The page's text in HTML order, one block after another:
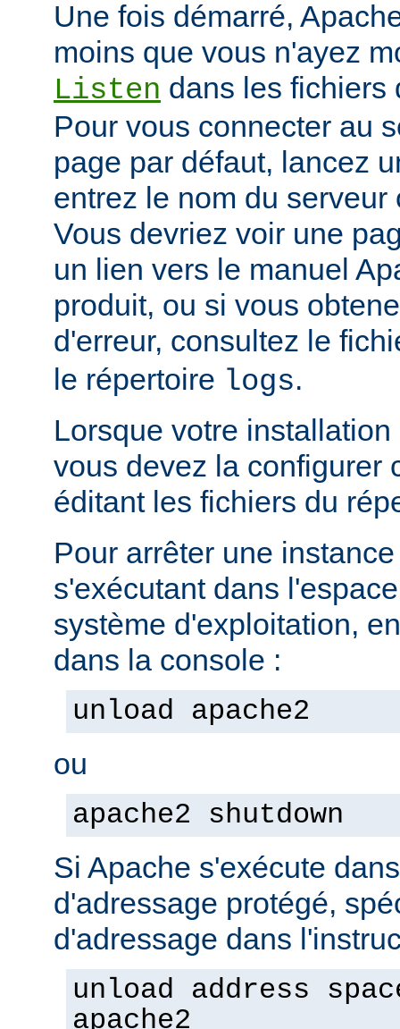
Une fois démarré,
moins que vous n'ayez
Listen dans les fichiers
Pour vous connecter au
page par défaut, lancez
entrez le nom du serveur
Vous devriez voir une
un lien vers le manuel
produit, ou si vous
d'erreur, consultez le
le répertoire logs.
Lorsque votre
vous devez la configurer
éditant les fichiers du
Pour arrêter une
s'exécutant dans
système d'exploitation,
dans la console :
unload apache2
ou
apache2 shutdown
Si Apache s'exécute
d'adressage protégé,
d'adressage dans
unload address
apache2